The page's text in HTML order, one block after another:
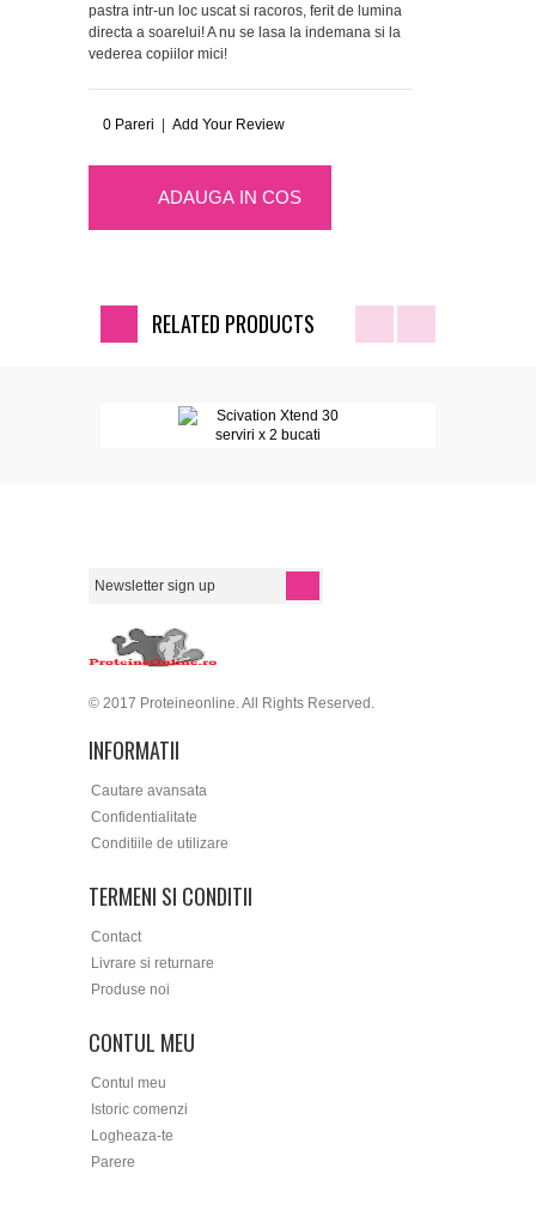
pastra intr-un loc uscat si racoros, ferit de lumina
directa a soarelui! A nu se lasa la indemana si la
vederea copiilor mici!
0 Pareri | Add Your Review
ADAUGA IN COS
RELATED PRODUCTS
© 2017 Proteineonline. All Rights Reserved.
INFORMATII
Cautare avansata
Confidentialitate
Conditiile de utilizare
TERMENI SI CONDITII
Contact
Livrare si returnare
Produse noi
CONTUL MEU
Contul meu
Istoric comenzi
Logheaza-te
Parere